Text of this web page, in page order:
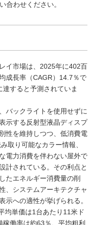
合わせください。
イ市場は、2025年に402百
成長率（CAGR）14.7％で
すると予測されていま
バックライトを使用せずに
示する反射型液晶ディスプ
性を維持しつつ、低消費電
取り可能なカラー情報、
電力消費を伴わない屋外で
計されている。その利点と
たエネルギー消費量の削
、システムアーキテクチャ
示への適性が挙げられる。
均単価は1台あたり11米ド
働率は約63％、平均粗利